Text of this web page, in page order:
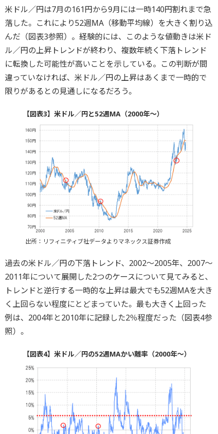
米ドル／円は7月の161円から9月には一時140円割れまで急
落した。これにより52週MA（移動平均線）を大きく割り込
んだ（図表3参照）。経験的には、このような値動きは米ド
ル／円の上昇トレンドが終わり、複数年続く下落トレンド
に転換した可能性が高いことを示している。この判断が間
違っていなければ、米ドル／円の上昇はあくまで一時的で
限りがあるとの見通しになるだろう。
【図表3】米ドル／円と52週MA（2000年～）
出所：リフィニティブ社データよりマネックス証券作成
過去の米ドル／円の下落トレンド、2002～2005年、2007～
2011年について展開した2つのケースについて見てみると、
トレンドと逆行する一時的な上昇は最大でも52週MAを大き
く上回らない程度にとどまっていた。最も大きく上回った
例は、2004年と2010年に記録した2％程度だった（図表4参
照）。
【図表4】米ドル／円の52週MAかい離率（2000年～）